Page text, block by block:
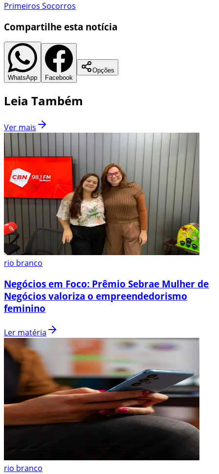
Primeiros Socorros
Compartilhe esta notícia
WhatsApp Facebook
Opções
Leia Também
Ver mais
rio branco
Negócios em Foco: Prêmio Sebrae Mulher de
Negócios valoriza o empreendedorismo
feminino
Ler matéria
rio branco